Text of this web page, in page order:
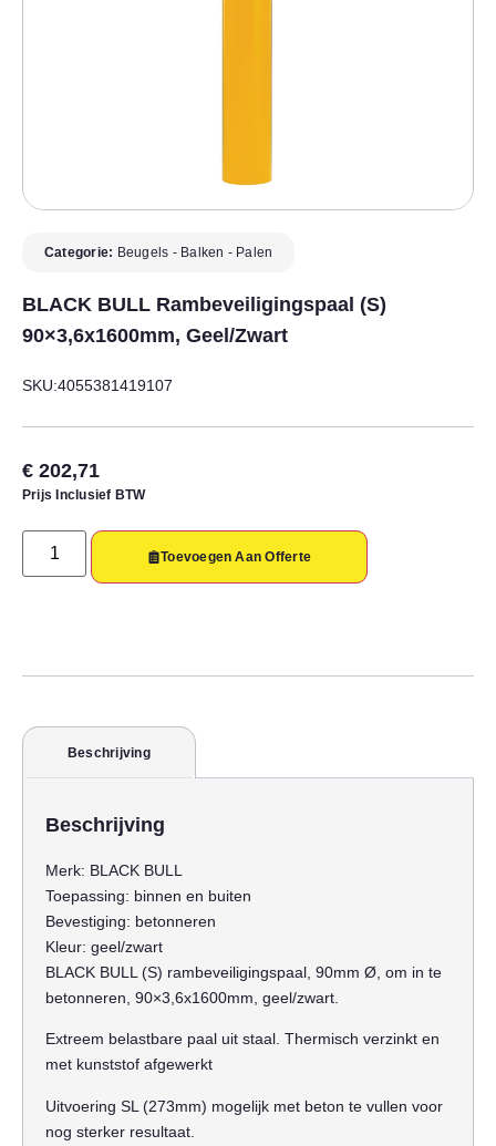
Categorie: Beugels - Balken - Palen
BLACK BULL Rambeveiligingspaal (S)
90×3,6x1600mm, Geel/zwart
SKU:4055381419107
€ 202,71
Prijs Inclusief BTW
Toevoegen Aan Offerte
Beschrijving
Beschrijving
Merk: BLACK BULL
Toepassing: binnen en buiten
Bevestiging: betonneren
Kleur: geel/zwart
BLACK BULL (S) rambeveiligingspaal, 90mm Ø, om in te
betonneren, 90×3,6x1600mm, geel/zwart.
Extreem belastbare paal uit staal. Thermisch verzinkt en
met kunststof afgewerkt
Uitvoering SL (273mm) mogelijk met beton te vullen voor
nog sterker resultaat.